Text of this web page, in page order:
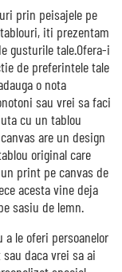
prin peisajele pe
iti prezentam
gusturile tale.Ofera-i
de preferintele tale
o nota
sau vrei sa faci
cu un tablou
are un design
original care
print pe canvas de
acesta vine deja
sasiu de lemn.
le oferi persoanelor
daca vrei sa ai